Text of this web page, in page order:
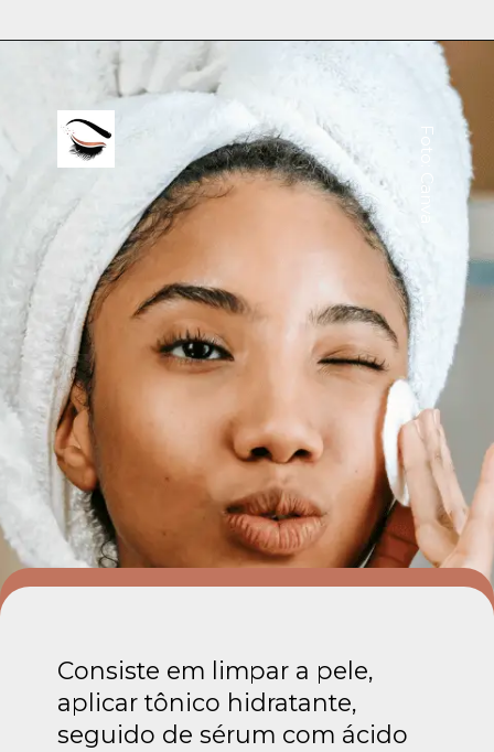
Consiste em limpar a pele,
aplicar tônico hidratante,
seguido de sérum com ácido
Foto: Canva